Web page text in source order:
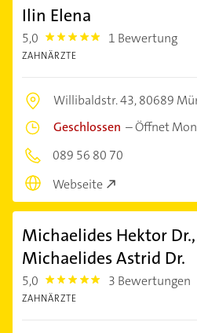
Ilin Elena
5,0 5.0 1 Bewertung
ZAHNÄRZTE
Willibaldstr. 43,80689
Geschlossen –Öffnet
089 56 80 70
Webseite
Michaelides Hektor
Michaelides Astrid Dr.
5,0 5.0 3 Bewertungen
ZAHNÄRZTE